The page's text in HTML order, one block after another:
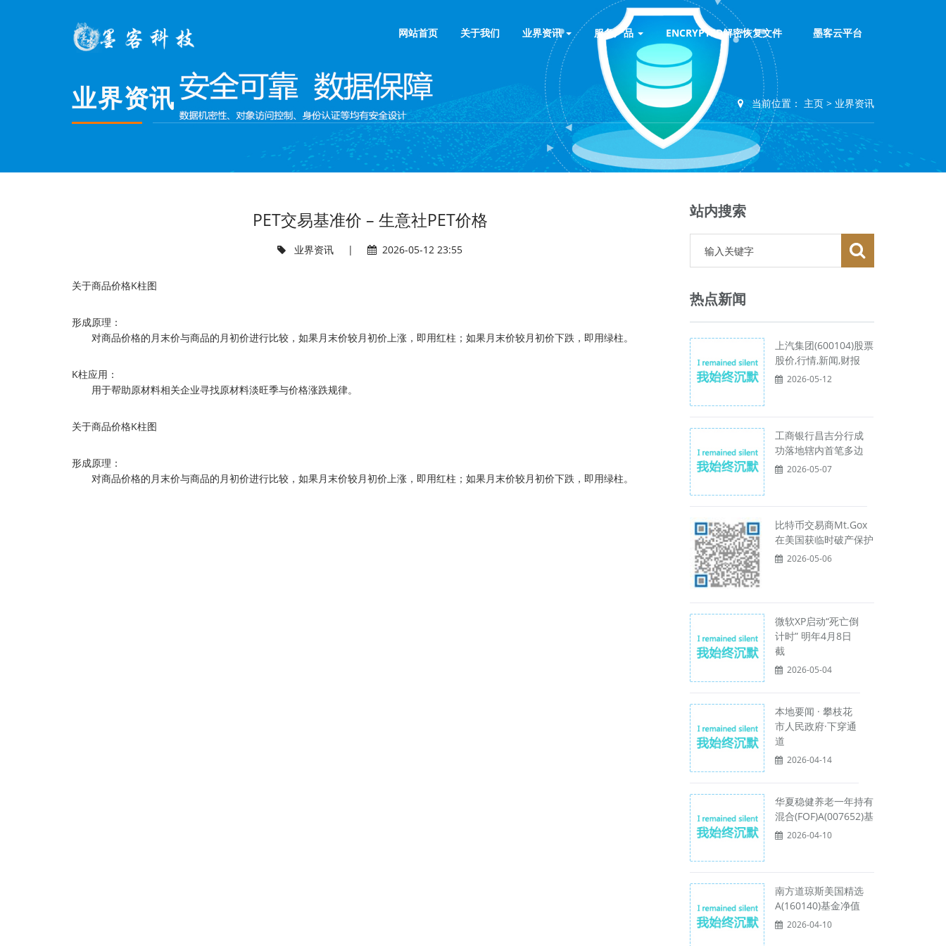
网站首页 关于我们 业界资讯 服务产品 ENCRYPTED解密恢复文件 墨客云平台
业界资讯 当前位置： 主页 > 业界资讯
PET交易基准价 – 生意社PET价格
业界资讯 | 2026-05-12 23:55
关于商品价格K柱图
形成原理：
对商品价格的月末价与商品的月初价进行比较，如果月末价较月初价上涨，即用红柱；如果月末价较月初价下跌，即用绿柱。
K柱应用：
用于帮助原材料相关企业寻找原材料淡旺季与价格涨跌规律。
关于商品价格K柱图
形成原理：
对商品价格的月末价与商品的月初价进行比较，如果月末价较月初价上涨，即用红柱；如果月末价较月初价下跌，即用绿柱。
站内搜索
热点新闻
上汽集团(600104)股票
股价,行情,新闻,财报
2026-05-12
工商银行昌吉分行成
功落地辖内首笔多边
2026-05-07
比特币交易商Mt.Gox
在美国获临时破产保护
2026-05-06
微软XP启动“死亡倒
计时” 明年4月8日
截
2026-05-04
本地要闻 · 攀枝花
市人民政府·下穿通
道
2026-04-14
华夏稳健养老一年持有
混合(FOF)A(007652)基
2026-04-10
南方道琼斯美国精选
A(160140)基金净值
2026-04-10